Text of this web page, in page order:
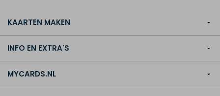
KAARTEN MAKEN
INFO EN EXTRA'S
MYCARDS.NL